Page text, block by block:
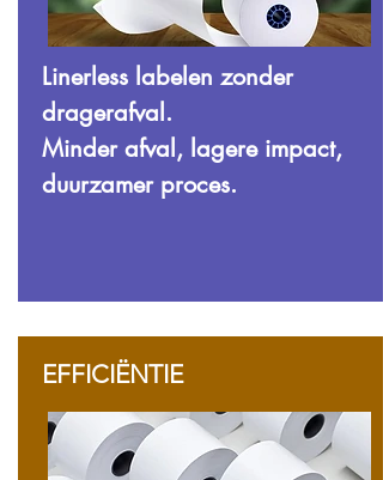
Linerless labelen zonder
dragerafval.
Minder afval, lagere impact,
duurzamer proces.
EFFICIËNTIE